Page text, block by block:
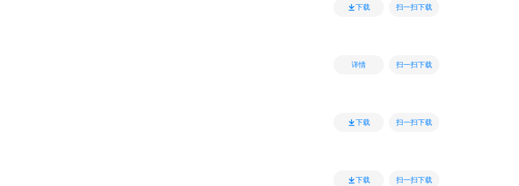
下载 扫一扫下载
详情 扫一扫下载
下载 扫一扫下载
下载 扫一扫下载